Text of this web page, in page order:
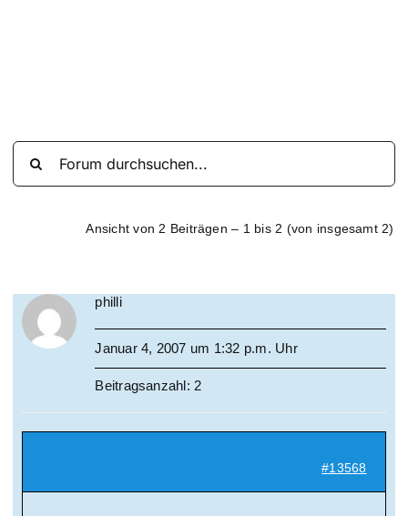
Ansicht von 2 Beiträgen – 1 bis 2 (von insgesamt 2)
philli
Januar 4, 2007 um 1:32 p.m. Uhr
Beitragsanzahl: 2
#13568